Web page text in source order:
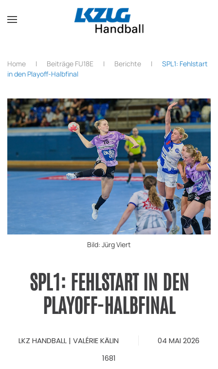
Zum Hauptinhalt springen
Home Beiträge FU18E Berichte
SPL1: Fehlstart
in den Playoff-Halbfinal
Bild: Jürg Viert
SPL1: FEHLSTART IN DEN
PLAYOFF-HALBFINAL
LKZ HANDBALL | VALÉRIE KÄLIN
04 MAI 2026
1681